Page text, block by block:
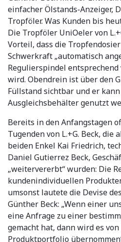
einfacher Ölstands-Anzeiger,
Tropföler. Was Kunden bis
Die Tropföler UniOeler von
Vorteil, dass die
Schwerkraft „automatisch
Regulierspindel
wird. Obendrein ist über den
Füllstand sichtbar und er
Ausgleichsbehälter genutzt
Bereits in den Anfangstagen
Tugenden von L.+G. Beck, die
beiden Enkel Kai Friedrich,
Daniel Gutierrez Beck,
„weitervererbt“ wurden: Die
kundenindividuellen
umsonst lautete die Devise
Günther Beck: „Wenn einer
eine Anfrage zu einer
gemacht hat, dann wird es von
Produktportfolio